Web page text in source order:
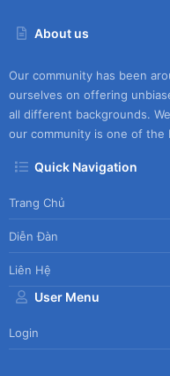
About us
Our community has been
ourselves on offering
all different backgrounds.
our community is one of the
Quick Navigation
Trang Chủ
Diễn Đàn
Liên Hệ
User Menu
Login